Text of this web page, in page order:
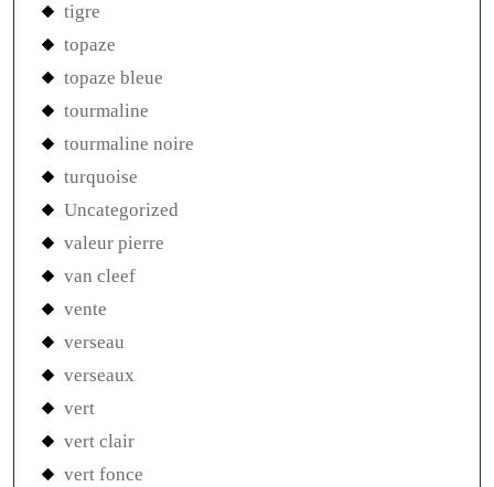
tigre
topaze
topaze bleue
tourmaline
tourmaline noire
turquoise
Uncategorized
valeur pierre
van cleef
vente
verseau
verseaux
vert
vert clair
vert fonce